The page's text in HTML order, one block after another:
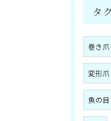
タ
巻き爪
変形爪
魚の目